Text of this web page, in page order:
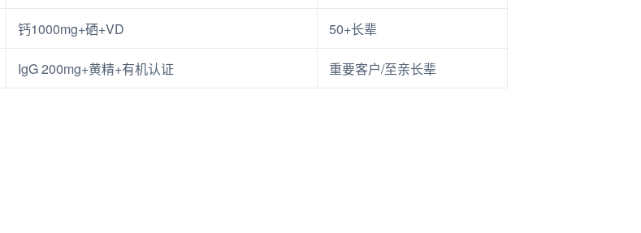
钙1000mg+硒+VD 50+长辈
IgG 200mg+黄精+有机认证 重要客户/至亲长辈